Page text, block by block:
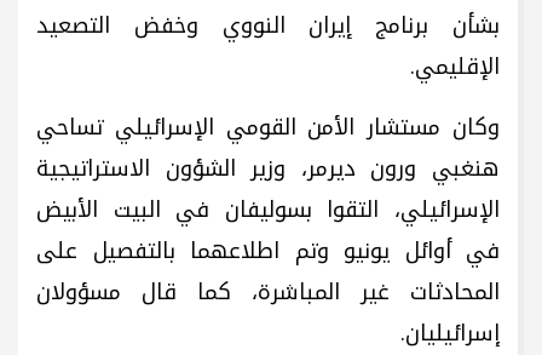
بشأن برنامج إيران النووي وخفض التصعيد
الإقليمي.
وكان مستشار الأمن القومي الإسرائيلي تساحي
هنغبي ورون ديرمر، وزير الشؤون الاستراتيجية
الإسرائيلي، التقوا بسوليفان في البيت الأبيض
في أوائل يونيو وتم اطلاعهما بالتفصيل على
المحادثات غير المباشرة، كما قال مسؤولان
إسرائيليان.